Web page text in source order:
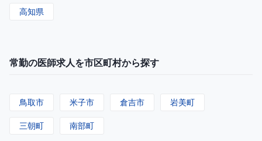
高知県
常勤の医師求人を市区町村から探す
鳥取市 米子市 倉吉市 岩美町
三朝町 南部町